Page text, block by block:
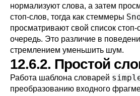
нормализуют слова, а затем
стоп-слов, тогда как стеммеры
просматривают свой список
очередь. Это различие в
стремлением уменьшить шум.
12.6.2. Простой
Работа шаблона словарей
преобразованию входного